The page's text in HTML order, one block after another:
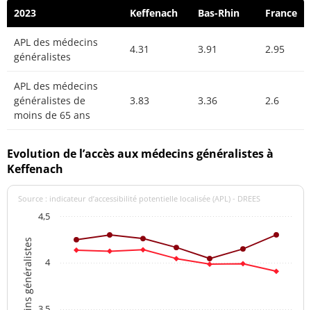
2023 Keffenach Bas-Rhin France
APL des médecins
généralistes
4.31 3.91 2.95
APL des médecins
généralistes de
moins de 65 ans
3.83 3.36 2.6
Evolution de l’accès aux médecins généralistes à
Keffenach
Source : indicateur d’accessibilité potentielle localisée (APL) - DREES
4
4,5